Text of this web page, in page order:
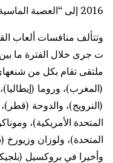
2016 إلى “العصبة الماسية”.
وتتألف منافسات ألعاب
ملتقى تقام بكل من
(المغرب)، وروما
(النرويج)، والدوحة
المتحدة الأمريكية)،
المتحدة)، ولوزان